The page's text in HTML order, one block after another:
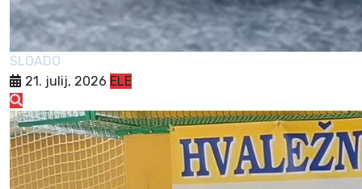
SLOADO
21. julij, 2026 ELE